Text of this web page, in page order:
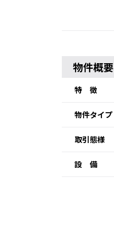
物件概要
特 徴
物件タイプ
取引態様
設 備